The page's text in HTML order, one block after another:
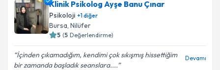
Klinik Psikolog Ayşe Banu Çınar
Psikoloji +1diğer
Bursa, Nilüfer
5 (5 Değerlendirme)
İçinden çıkamadığım, kendimi çok sıkışmış hissettiğim
bir zamanda başladık seanslara....
Devamı